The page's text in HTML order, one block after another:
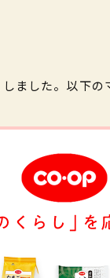
ました。以下の